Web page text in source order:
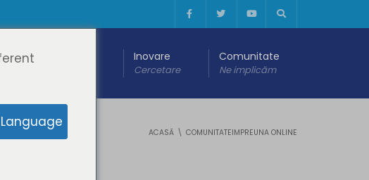
Educație digitală Inovare
Cercetare
Comunitate
Ne implicăm
ACASĂ COMUNITATEIMPREUNA ONLINE